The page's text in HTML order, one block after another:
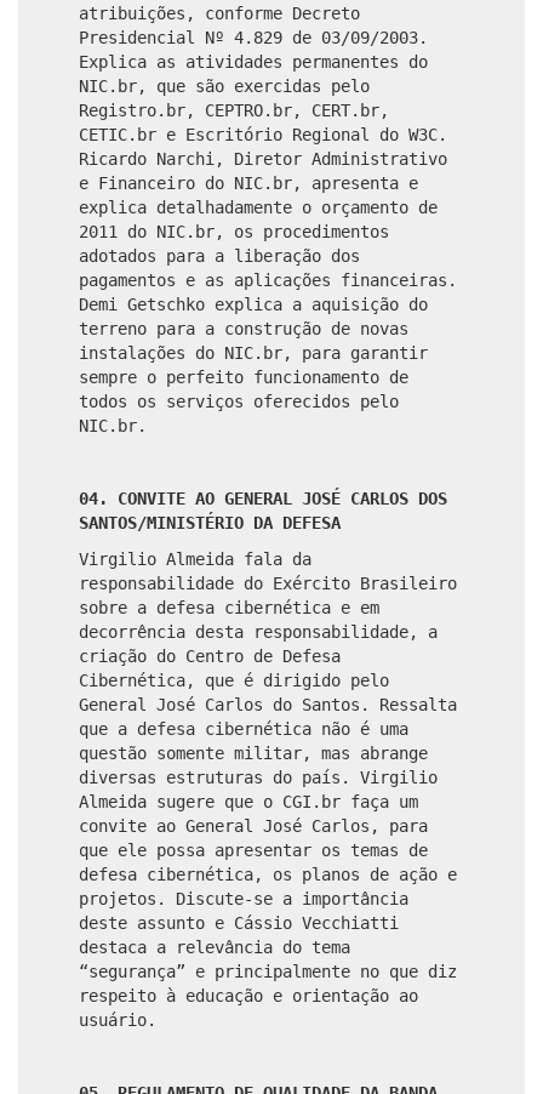
atribuições, conforme Decreto
Presidencial Nº 4.829 de 03/09/2003.
Explica as atividades permanentes do
NIC.br, que são exercidas pelo
Registro.br, CEPTRO.br, CERT.br,
CETIC.br e Escritório Regional do W3C.
Ricardo Narchi, Diretor Administrativo
e Financeiro do NIC.br, apresenta e
explica detalhadamente o orçamento de
2011 do NIC.br, os procedimentos
adotados para a liberação dos
pagamentos e as aplicações financeiras.
Demi Getschko explica a aquisição do
terreno para a construção de novas
instalações do NIC.br, para garantir
sempre o perfeito funcionamento de
todos os serviços oferecidos pelo
NIC.br.
04. CONVITE AO GENERAL JOSÉ CARLOS DOS
SANTOS/MINISTÉRIO DA DEFESA
Virgilio Almeida fala da
responsabilidade do Exército Brasileiro
sobre a defesa cibernética e em
decorrência desta responsabilidade, a
criação do Centro de Defesa
Cibernética, que é dirigido pelo
General José Carlos do Santos. Ressalta
que a defesa cibernética não é uma
questão somente militar, mas abrange
diversas estruturas do país. Virgilio
Almeida sugere que o CGI.br faça um
convite ao General José Carlos, para
que ele possa apresentar os temas de
defesa cibernética, os planos de ação e
projetos. Discute-se a importância
deste assunto e Cássio Vecchiatti
destaca a relevância do tema
“segurança” e principalmente no que diz
respeito à educação e orientação ao
usuário.